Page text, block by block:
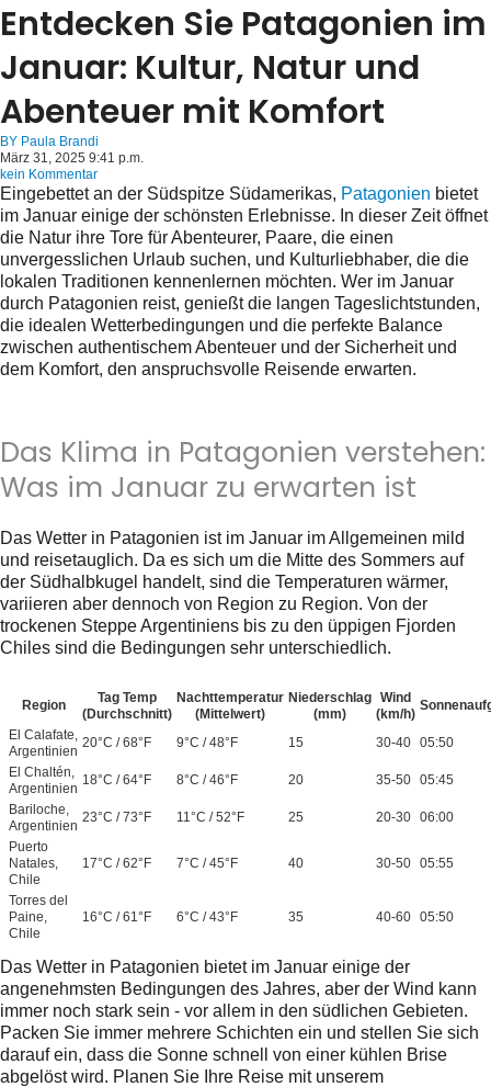
Entdecken Sie Patagonien im
Januar: Kultur, Natur und
Abenteuer mit Komfort
BY Paula Brandi
März 31, 2025 9:41 p.m.
kein Kommentar
Eingebettet an der Südspitze Südamerikas, Patagonien bietet
im Januar einige der schönsten Erlebnisse. In dieser Zeit öffnet
die Natur ihre Tore für Abenteurer, Paare, die einen
unvergesslichen Urlaub suchen, und Kulturliebhaber, die die
lokalen Traditionen kennenlernen möchten. Wer im Januar
durch Patagonien reist, genießt die langen Tageslichtstunden,
die idealen Wetterbedingungen und die perfekte Balance
zwischen authentischem Abenteuer und der Sicherheit und
dem Komfort, den anspruchsvolle Reisende erwarten.
Das Klima in Patagonien verstehen:
Was im Januar zu erwarten ist
Das Wetter in Patagonien ist im Januar im Allgemeinen mild
und reisetauglich. Da es sich um die Mitte des Sommers auf
der Südhalbkugel handelt, sind die Temperaturen wärmer,
variieren aber dennoch von Region zu Region. Von der
trockenen Steppe Argentiniens bis zu den üppigen Fjorden
Chiles sind die Bedingungen sehr unterschiedlich.
Region
Tag Temp
(Durchschnitt)
Nachttemperatur
(Mittelwert)
Niederschlag
(mm)
Wind
(km/h)
El Calafate,
Argentinien
20°C / 68°F 9°C / 48°F 15 30-40 05:50
El Chaltén,
Argentinien
18°C / 64°F 8°C / 46°F 20 35-50 05:45
Bariloche,
Argentinien
23°C / 73°F 11°C / 52°F 25 20-30 06:00
Puerto
Natales,
Chile
17°C / 62°F 7°C / 45°F 40 30-50 05:55
Torres del
Paine,
Chile
16°C / 61°F 6°C / 43°F 35 40-60 05:50
Das Wetter in Patagonien bietet im Januar einige der
angenehmsten Bedingungen des Jahres, aber der Wind kann
immer noch stark sein - vor allem in den südlichen Gebieten.
Packen Sie immer mehrere Schichten ein und stellen Sie sich
darauf ein, dass die Sonne schnell von einer kühlen Brise
abgelöst wird. Planen Sie Ihre Reise mit unserem